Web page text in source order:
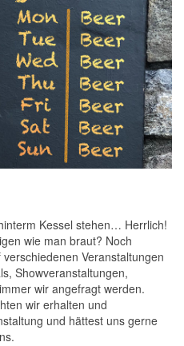
Kessel stehen… Herrlich!
wie man braut? Noch
Veranstaltungen
Showveranstaltungen,
wir angefragt werden.
wir erhalten und
und hättest uns gerne